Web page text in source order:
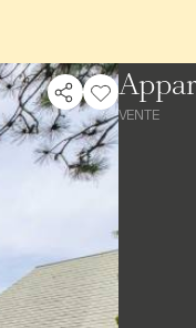
VENTE